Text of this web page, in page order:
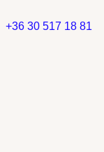
+36 30 517 18 81